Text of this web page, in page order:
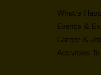
What's
Events &
Career &
Activities To